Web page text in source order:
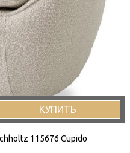
КУПИТЬ
115676 Cupido